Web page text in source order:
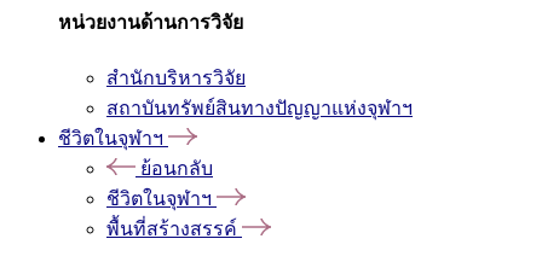
หน่วยงานด้านการวิจัย
สำนักบริหารวิจัย
สถาบันทรัพย์สินทางปัญญาแห่งจุฬาฯ
ชีวิตในจุฬาฯ
ย้อนกลับ
ชีวิตในจุฬาฯ
พื้นที่สร้างสรรค์